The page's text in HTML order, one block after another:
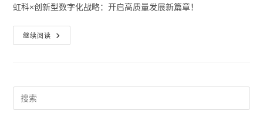
虹科×创新型数字化战略：开启高质量发展新篇章！
继续阅读